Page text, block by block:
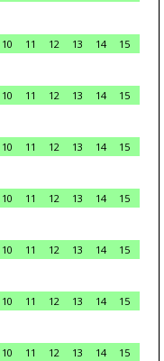
10 11 12 13 14
15
10 11 12 13 14
15
10 11 12 13 14
15
10 11 12 13 14
15
10 11 12 13 14
15
10 11 12 13 14
15
10 11 12 13 14
15